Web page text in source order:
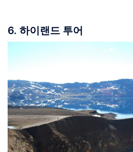
6. 하이랜드 투어